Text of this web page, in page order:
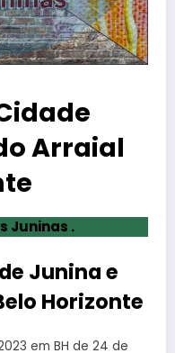
Arraial
Juninas .
Junina e
Horizonte
em BH de 24 de